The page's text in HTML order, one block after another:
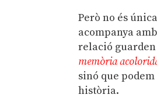
Però no és
acompanya
relació
memòria
sinó que
història.